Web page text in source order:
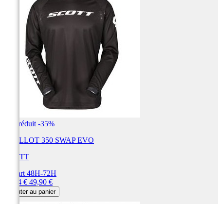
Prix réduit -35%
MAILLOT 350 SWAP EVO
SCOTT
Départ 48H-72H
32,44 € Prix
de
base
49,90 €
Ajouter au panier